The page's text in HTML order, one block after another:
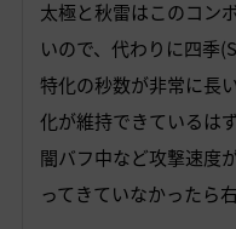
太極と秋雷はこのコン
いので、代わりに四季
特化の秒数が非常に長
化が維持できているはず
闇バフ中など攻撃速度
ってきていなかったら